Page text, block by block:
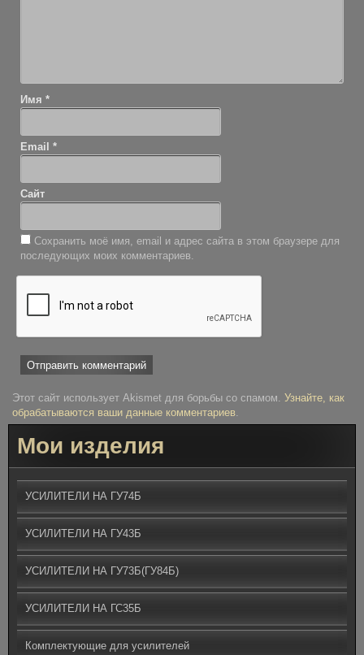
Имя*
Email*
Сайт
Сохранить моё имя, email и адрес сайта в этом браузере для
последующих моих комментариев.
Этот сайт использует Akismet для борьбы со спамом.Узнайте, как
обрабатываются ваши данные комментариев.
Мои изделия
УСИЛИТЕЛИ НА ГУ74Б
УСИЛИТЕЛИ НА ГУ43Б
УСИЛИТЕЛИ НА ГУ73Б(ГУ84Б)
УСИЛИТЕЛИ НА ГС35Б
Комплектующие для усилителей